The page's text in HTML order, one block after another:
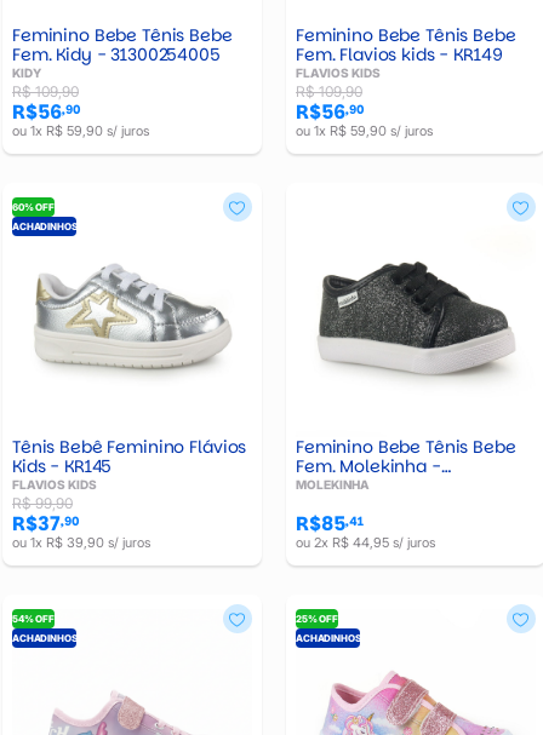
Feminino Bebe Tênis Bebe
Fem. Kidy - 31300254005
KIDY
R$ 109,90
R$56,90
ou 1x R$ 59,90 s/ juros
Feminino Bebe Tênis Bebe
Fem. Flavios kids - KR149
FLAVIOS KIDS
R$ 109,90
R$56,90
ou 1x R$ 59,90 s/ juros
60% OFF
ACHADINHOS
Tênis Bebê Feminino Flávios
Kids - KR145
FLAVIOS KIDS
R$ 99,90
R$37,90
ou 1x R$ 39,90 s/ juros
Feminino Bebe Tênis Bebe
Fem. Molekinha -
211856925586
MOLEKINHA
R$85,41
ou 2x R$ 44,95 s/ juros
54% OFF
ACHADINHOS
25% OFF
ACHADINHOS